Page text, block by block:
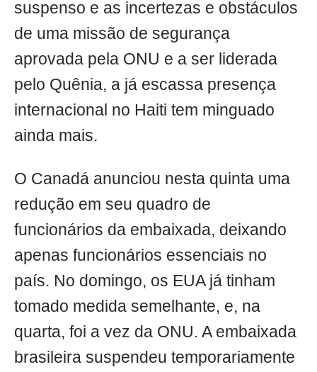
suspenso e as incertezas e obstáculos
de uma missão de segurança
aprovada pela ONU e a ser liderada
pelo Quênia, a já escassa presença
internacional no Haiti tem minguado
ainda mais.
O Canadá anunciou nesta quinta uma
redução em seu quadro de
funcionários da embaixada, deixando
apenas funcionários essenciais no
país. No domingo, os EUA já tinham
tomado medida semelhante, e, na
quarta, foi a vez da ONU. A embaixada
brasileira suspendeu temporariamente